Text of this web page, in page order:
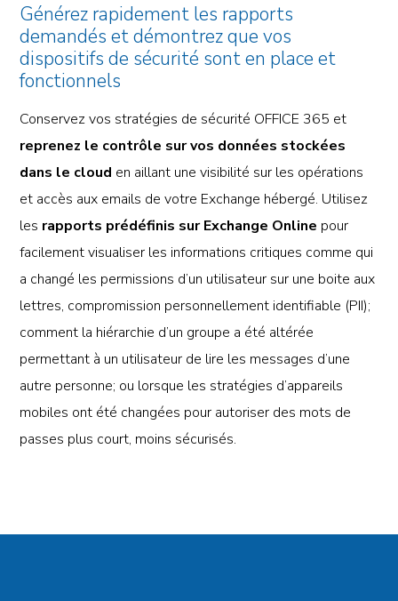
Générez rapidement les rapports
demandés et démontrez que vos
dispositifs de sécurité sont en place et
fonctionnels
Conservez vos stratégies de sécurité OFFICE 365 et
reprenez le contrôle sur vos données stockées
dans le cloud en aillant une visibilité sur les opérations
et accès aux emails de votre Exchange hébergé. Utilisez
les rapports prédéfinis sur Exchange Online pour
facilement visualiser les informations critiques comme qui
a changé les permissions d’un utilisateur sur une boite aux
lettres, compromission personnellement identifiable (PII);
comment la hiérarchie d’un groupe a été altérée
permettant à un utilisateur de lire les messages d’une
autre personne; ou lorsque les stratégies d’appareils
mobiles ont été changées pour autoriser des mots de
passes plus court, moins sécurisés.